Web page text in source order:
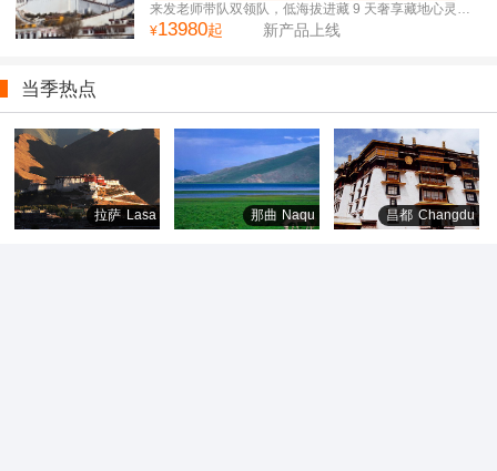
来发老师带队双领队，低海拔进藏 9 天奢享藏地心灵之
旅
¥13980起 新产品上线
当季热点
拉萨 Lasa 那曲 Naqu 昌都 Changdu